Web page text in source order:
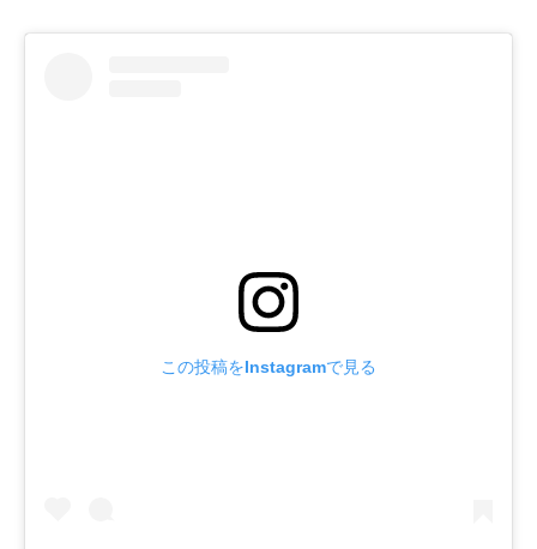
この投稿をInstagramで見る